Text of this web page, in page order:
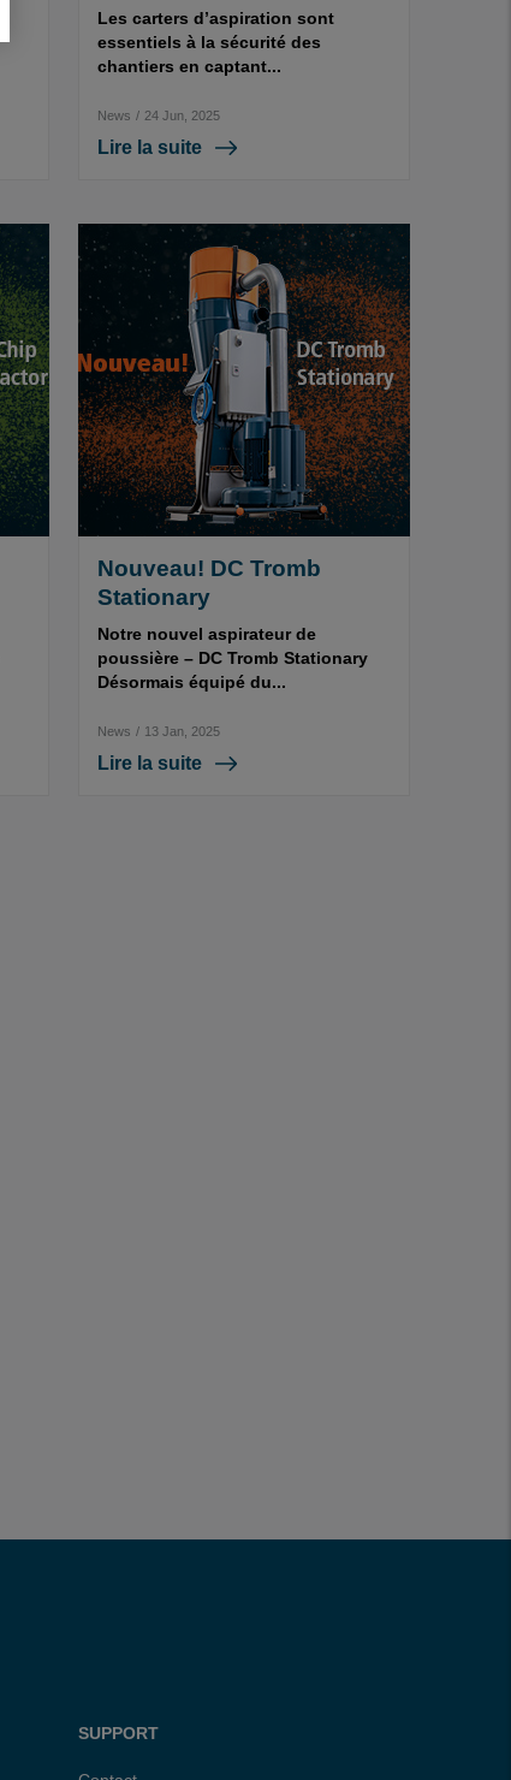
Les carters d’aspiration sont
essentiels à la sécurité des
chantiers en captant...
News / 24 Jun, 2025
Lire la suite
Nouveau! DC Tromb
Stationary
Notre nouvel aspirateur de
poussière – DC Tromb Stationary
Désormais équipé du...
News / 13 Jan, 2025
Lire la suite
SUPPORT